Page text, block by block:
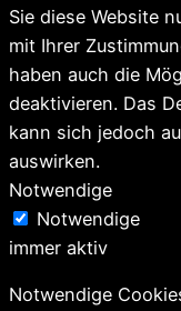
Sie diese Website
mit Ihrer
haben auch die
deaktivieren. Das
kann sich jedoch
auswirken.
Notwendige
Notwendige
immer aktiv
Notwendige